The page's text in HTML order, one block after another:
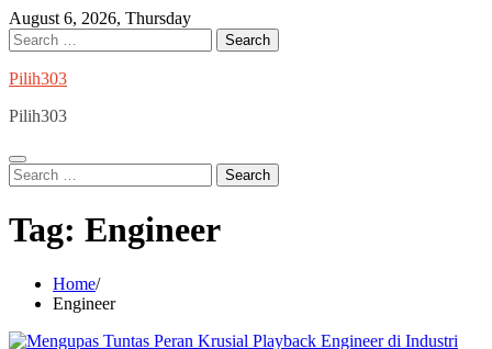
Skip
to
content
August 6, 2026, Thursday
Search
for:
Pilih303
Pilih303
Search
for:
Tag: Engineer
Home
Engineer